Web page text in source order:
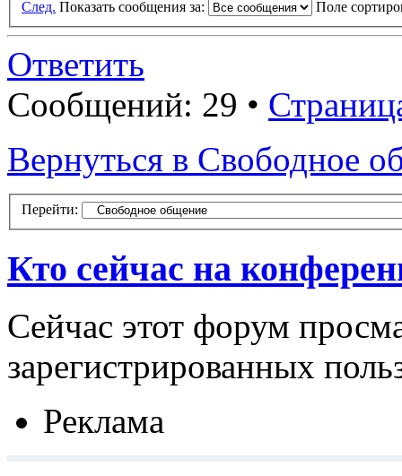
След. Показать сообщения за: Поле
Ответить
Сообщений: 29 •
Вернуться в Свободное
Перейти:
Кто сейчас на
Сейчас этот форум
зарегистрированных
Реклама